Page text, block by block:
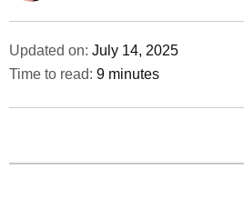
Updated on: July 14, 2025
Time to read: 9 minutes